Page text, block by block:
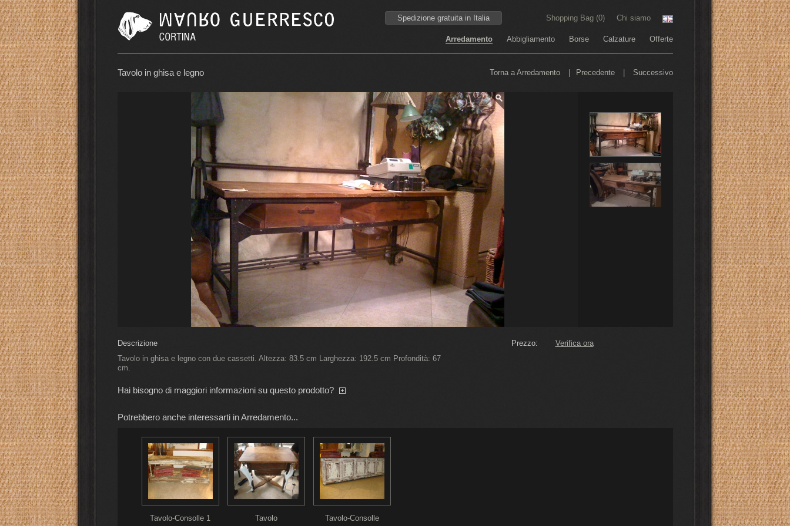
Spedizione gratuita in Italia Shopping Bag (0) Chi siamo
Arredamento Abbigliamento Borse Calzature Offerte
Tavolo in ghisa e legno Torna a Arredamento Precedente Successivo
Descrizione
Tavolo in ghisa e legno con due cassetti. Altezza: 83.5 cm Larghezza: 192.5 cm Profondità: 67
cm.
Prezzo: Verifica ora
Hai bisogno di maggiori informazioni su questo prodotto?
Potrebbero anche interessarti in Arredamento...
Tavolo-Consolle 1 Tavolo Tavolo-Consolle